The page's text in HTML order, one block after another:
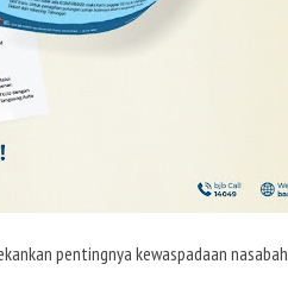
pentingnya kewaspadaan nasabah